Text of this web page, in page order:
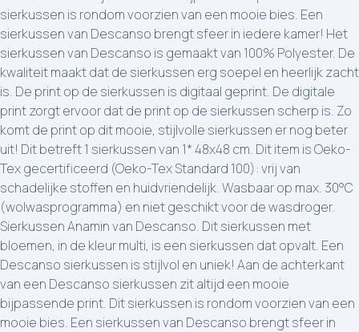
sierkussen is rondom voorzien van een mooie bies. Een
sierkussen van Descanso brengt sfeer in iedere kamer! Het
sierkussen van Descanso is gemaakt van 100% Polyester. De
kwaliteit maakt dat de sierkussen erg soepel en heerlijk zacht
is. De print op de sierkussen is digitaal geprint. De digitale
print zorgt ervoor dat de print op de sierkussen scherp is. Zo
komt de print op dit mooie, stijlvolle sierkussen er nog beter
uit! Dit betreft 1 sierkussen van 1* 48x48 cm. Dit item is Oeko-
Tex gecertificeerd (Oeko-Tex Standard 100): vrij van
schadelijke stoffen en huidvriendelijk. Wasbaar op max. 30°C
(wolwasprogramma) en niet geschikt voor de wasdroger.
Sierkussen Anamin van Descanso. Dit sierkussen met
bloemen, in de kleur multi, is een sierkussen dat opvalt. Een
Descanso sierkussen is stijlvol en uniek! Aan de achterkant
van een Descanso sierkussen zit altijd een mooie
bijpassende print. Dit sierkussen is rondom voorzien van een
mooie bies. Een sierkussen van Descanso brengt sfeer in